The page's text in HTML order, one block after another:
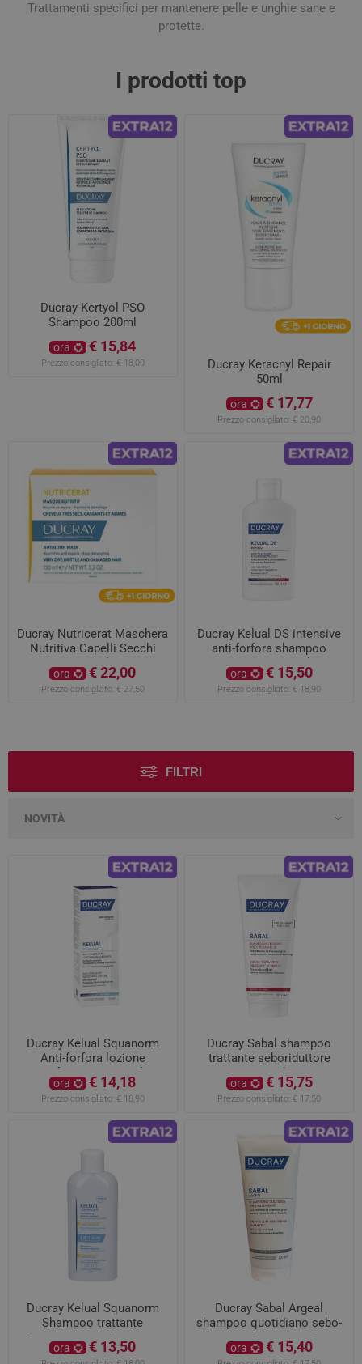
Trattamenti specifici per mantenere pelle e unghie sane e
protette.
I prodotti top
Ducray Kertyol PSO
Shampoo 200ml
ora € 15,84
Prezzo consigliato: € 18,00
Ducray Keracnyl Repair
50ml
ora € 17,77
Prezzo consigliato: € 20,90
Ducray Nutricerat Maschera
Nutritiva Capelli Secchi
150ml
ora € 22,00
Prezzo consigliato: € 27,50
Ducray Kelual DS intensive
anti-forfora shampoo
trattante 100ml
ora € 15,50
Prezzo consigliato: € 18,90
FILTRI
Ducray Kelual Squanorm
Anti-forfora lozione
rinfrescante 190ml
ora € 14,18
Prezzo consigliato: € 18,90
Ducray Sabal shampoo
trattante seboriduttore
200ml
ora € 15,75
Prezzo consigliato: € 17,50
Ducray Kelual Squanorm
Shampoo trattante
idratante per Forfora secca
200ml
ora € 13,50
Ducray Sabal Argeal
shampoo quotidiano sebo-
assorbente 200ml
ora € 15,40